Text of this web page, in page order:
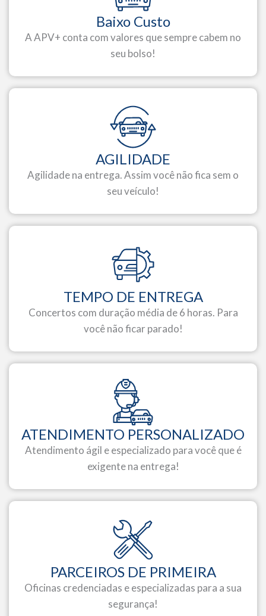
Baixo Custo
A APV+ conta com valores que sempre cabem no
seu bolso!
AGILIDADE
Agilidade na entrega. Assim você não fica sem o
seu veículo!
TEMPO DE ENTREGA
Concertos com duração média de 6 horas. Para
você não ficar parado!
ATENDIMENTO PERSONALIZADO
Atendimento ágil e especializado para você que é
exigente na entrega!
PARCEIROS DE PRIMEIRA
Oficinas credenciadas e especializadas para a sua
segurança!